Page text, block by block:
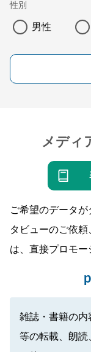
性別
男性
メディ
ご希望のデータ
タビューのご依
は、直接プロモー
雑誌・書籍の内
等の転載、朗読